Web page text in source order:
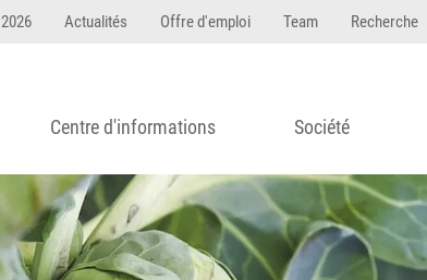
Actualités Offre d'emploi Team Recherche
Centre d'informations Société